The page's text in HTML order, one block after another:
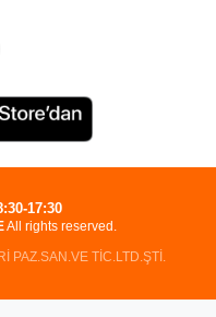
All rights reserved.
PAZ.SAN.VE TİC.LTD.ŞTİ.
17:30